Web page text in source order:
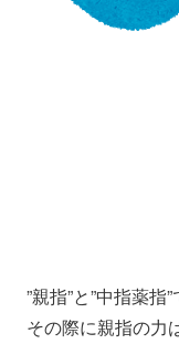
”親指”と”中指薬指
その際に親指の力